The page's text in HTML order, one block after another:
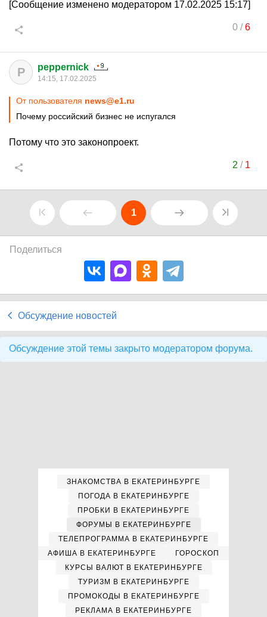
[Сообщение изменено модератором 17.02.2025 15:17]
0/6
P peppernick
14:15, 17.02.2025
От пользователя news@e1.ru
Почему российский бизнес не испугался
Потому что это законопроект.
2 / 1
1
Поделиться
Обсуждение новостей
Обсуждение этой темы закрыто модератором форума.
ЗНАКОМСТВА В ЕКАТЕРИНБУРГЕ
ПОГОДА В ЕКАТЕРИНБУРГЕ
ПРОБКИ В ЕКАТЕРИНБУРГЕ
ФОРУМЫ В ЕКАТЕРИНБУРГЕ
ТЕЛЕПРОГРАММА В ЕКАТЕРИНБУРГЕ
АФИША В ЕКАТЕРИНБУРГЕ
ГОРОСКОП
КУРСЫ ВАЛЮТ В ЕКАТЕРИНБУРГЕ
ТУРИЗМ В ЕКАТЕРИНБУРГЕ
ПРОМОКОДЫ В ЕКАТЕРИНБУРГЕ
РЕКЛАМА В ЕКАТЕРИНБУРГЕ